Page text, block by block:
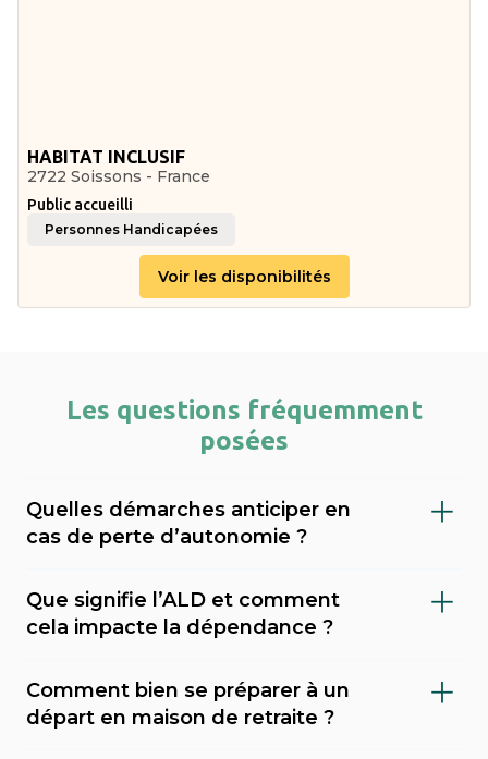
HABITAT INCLUSIF
2722 Soissons - France
Public accueilli
Personnes Handicapées
Voir les disponibilités
Les questions fréquemment
posées
Quelles démarches anticiper en
cas de perte d’autonomie ?
dépendance (via le GIR), demander l’APA
(allocation personnalisée d’autonomie) au
conseil départemental, et envisager une
mesure de protection juridique (tutelle,
Que signifie l’ALD et comment
cela impacte la dépendance ?
reconnaissance médicale qui permet une
prise en charge à 100 % de certains soins par
Comment bien se préparer à un
départ en maison de retraite ?